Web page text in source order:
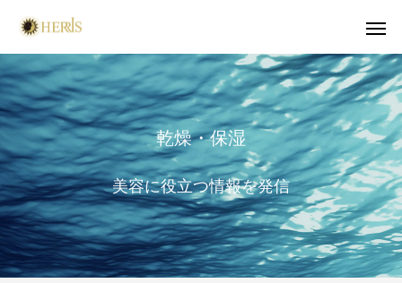
乾燥・保湿
美容に役立つ情報を発信